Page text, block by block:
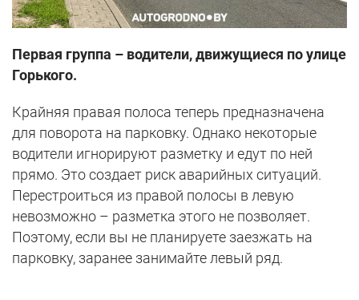
Первая группа – водители, движущиеся по улице
Горького.
Крайняя правая полоса теперь предназначена
для поворота на парковку. Однако некоторые
водители игнорируют разметку и едут по ней
прямо. Это создает риск аварийных ситуаций.
Перестроиться из правой полосы в левую
невозможно – разметка этого не позволяет.
Поэтому, если вы не планируете заезжать на
парковку, заранее занимайте левый ряд.